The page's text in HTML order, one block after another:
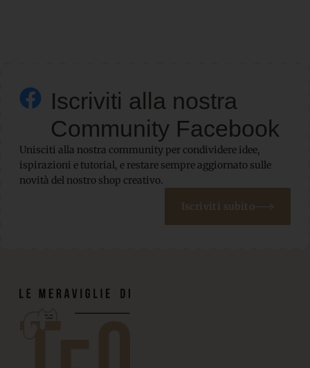
Iscriviti alla nostra
Community Facebook
Unisciti alla nostra community per condividere idee,
ispirazioni e tutorial, e restare sempre aggiornato sulle
novità del nostro shop creativo.
Iscriviti subito